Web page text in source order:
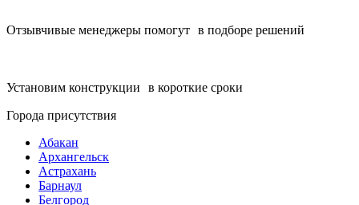
Отзывчивые менеджеры помогут в подборе решений
Установим конструкции в короткие сроки
Города присутствия
Абакан
Архангельск
Астрахань
Барнаул
Белгород